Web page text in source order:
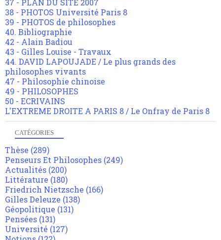
38 - PHOTOS Université Paris 8
39 - PHOTOS de philosophes
40. Bibliographie
42 - Alain Badiou
43 - Gilles Louise - Travaux
44. DAVID LAPOUJADE / Le plus grands des
philosophes vivants
47 - Philosophie chinoise
49 - PHILOSOPHES
50 - ECRIVAINS
L'EXTREME DROITE A PARIS 8 / Le Onfray de Paris 8
CATÉGORIES
Thèse (289)
Penseurs Et Philosophes (249)
Actualités (200)
Littérature (180)
Friedrich Nietzsche (166)
Gilles Deleuze (138)
Géopolitique (131)
Pensées (131)
Université (127)